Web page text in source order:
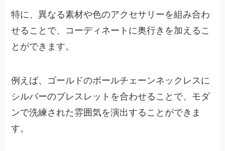
特に、異なる素材や色のアクセサリーを組み合わ
せることで、コーディネートに奥行きを加えるこ
とができます。
例えば、ゴールドのボールチェーンネックレスに
シルバーのブレスレットを合わせることで、モダ
ンで洗練された雰囲気を演出することができま
す。